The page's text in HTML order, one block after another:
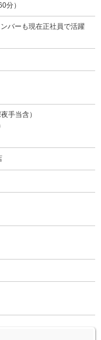
分）
バーも現在正社員で活躍
手当含）